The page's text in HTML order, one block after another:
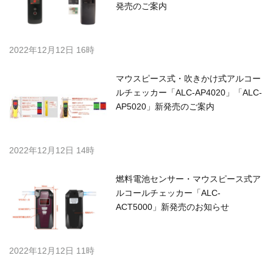
発売のご案内
2022年12月12日 16時
マウスピース式・吹きかけ式アルコー
ルチェッカー「ALC-AP4020」「ALC-
AP5020」新発売のご案内
2022年12月12日 14時
燃料電池センサー・マウスピース式ア
ルコールチェッカー「ALC-
ACT5000」新発売のお知らせ
2022年12月12日 11時